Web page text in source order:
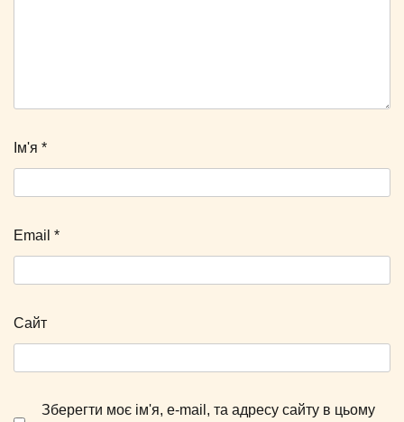
Ім'я *
Email *
Сайт
Зберегти моє ім'я, e-mail, та адресу сайту в цьому